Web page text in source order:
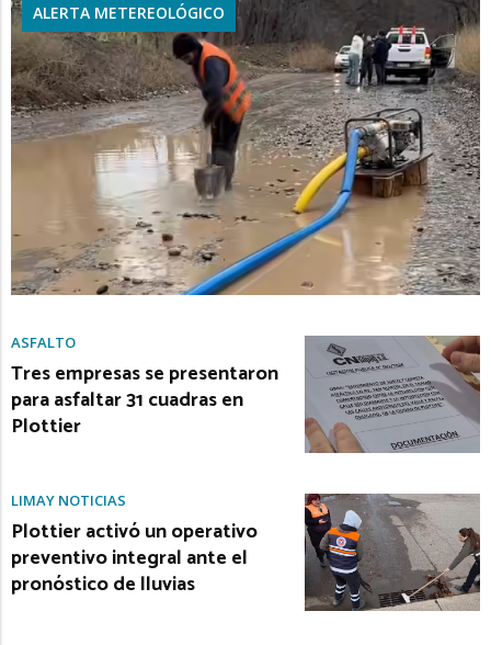
ALERTA METEREOLÓGICO
ASFALTO
Tres empresas se presentaron
para asfaltar 31 cuadras en
Plottier
LIMAY NOTICIAS
Plottier activó un operativo
preventivo integral ante el
pronóstico de lluvias